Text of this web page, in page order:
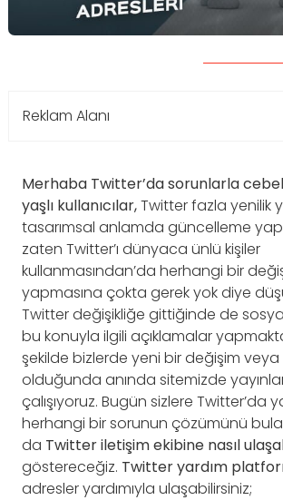
Reklam Alanı
Merhaba Twitter’da sorunlarla
yaşlı kullanıcılar,Twitter fazla yenilik
tasarımsal anlamda güncelleme
zaten Twitter’ı dünyaca ünlü kişiler
kullanmasından’da herhangi bir
yapmasına çokta gerek yok diye
Twitter değişikliğe gittiğinde de
bu konuyla ilgili açıklamalar
şekilde bizlerde yeni bir değişim
olduğunda anında sitemizde
çalışıyoruz. Bugün sizlere Twitter’da
herhangi bir sorunun çözümünü
da Twitter iletişim ekibine nasıl
göstereceğiz. Twitter yardım
adresler yardımıyla ulaşabilirsiniz;